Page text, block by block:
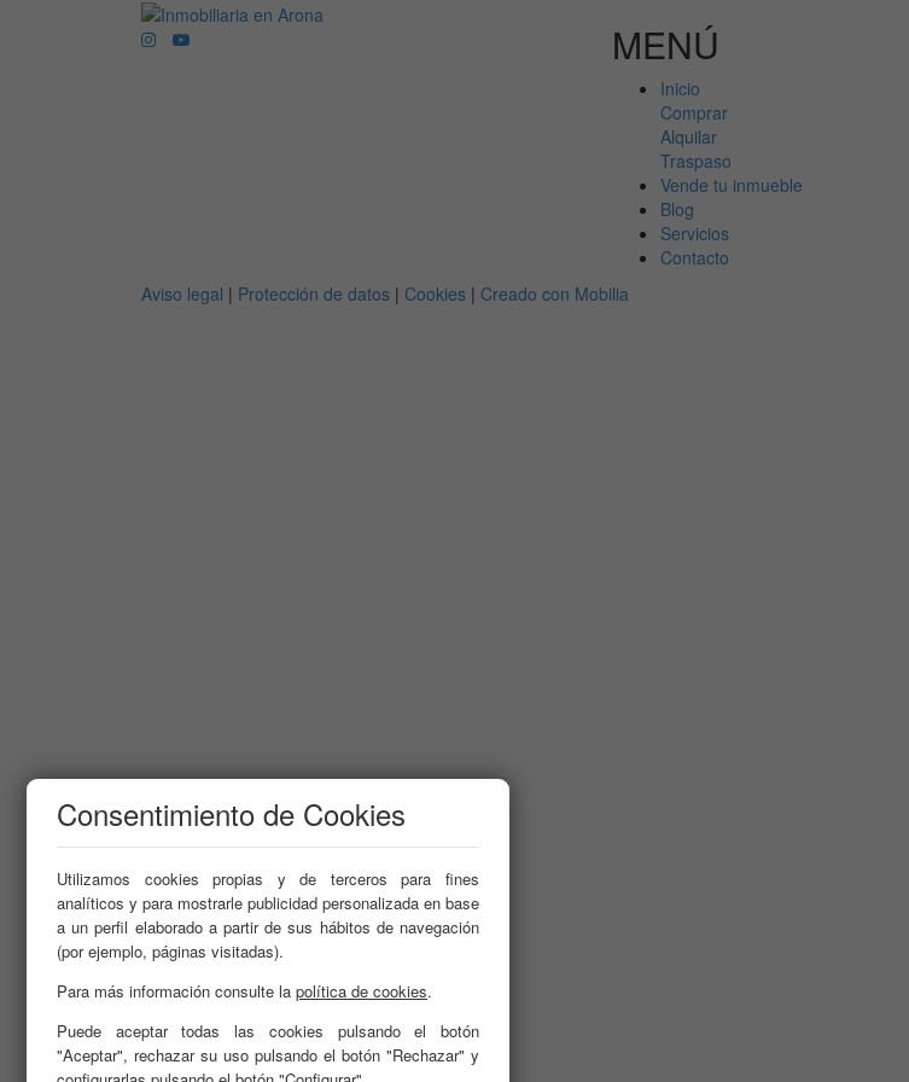
MENÚ
Inicio
Comprar
Alquilar
Traspaso
Vende tu inmueble
Blog
Servicios
Contacto
Aviso legal | Protección de datos | Cookies | Creado con Mobilia
Consentimiento de Cookies
Utilizamos cookies propias y de terceros para fines
analíticos y para mostrarle publicidad personalizada en base
a un perfil elaborado a partir de sus hábitos de navegación
(por ejemplo, páginas visitadas).
Para más información consulte la política de cookies.
Puede aceptar todas las cookies pulsando el botón
"Aceptar", rechazar su uso pulsando el botón "Rechazar" y